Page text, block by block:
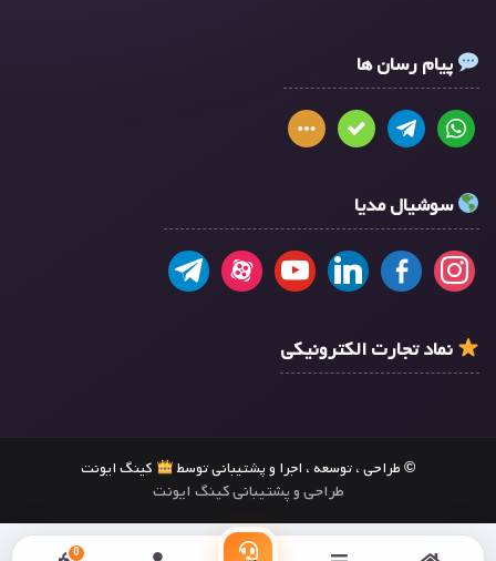
0
پیام رسان ها
سوشیال مدیا
نماد تجارت الکترونیکی
© طراحی ، توسعه ، اجرا و پشتیبانی توسط کینگ ایونت
طراحی و پشتیبانی کینگ ایونت